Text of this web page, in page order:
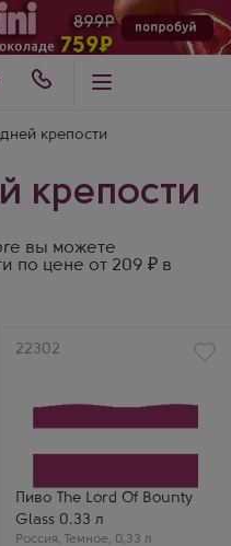
крепости
крепости
вы можете
по цене от 209 ₽ в
Артикул
22302
Пиво The Lord Of Bounty
Glass 0.33 л
Россия, Темное, 0,33 л